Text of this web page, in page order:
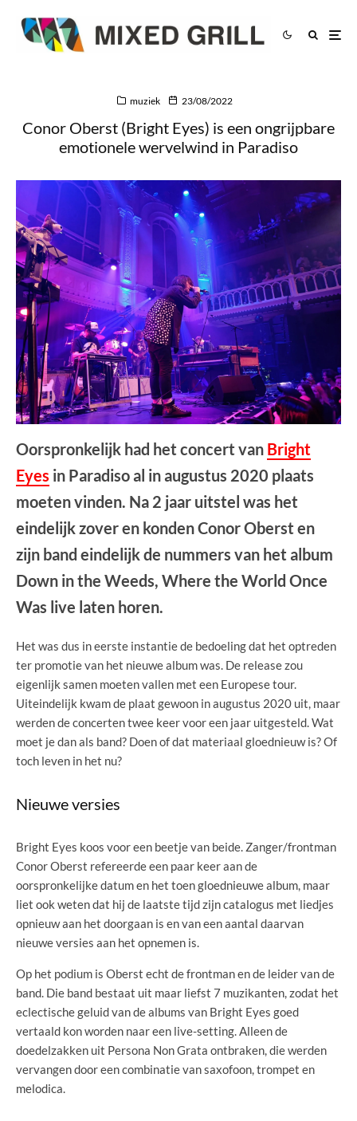
muziek 23/08/2022
Conor Oberst (Bright Eyes) is een ongrijpbare
emotionele wervelwind in Paradiso
Oorspronkelijk had het concert van Bright
Eyes in Paradiso al in augustus 2020 plaats
moeten vinden. Na 2 jaar uitstel was het
eindelijk zover en konden Conor Oberst en
zijn band eindelijk de nummers van het album
Down in the Weeds, Where the World Once
Was live laten horen.
Het was dus in eerste instantie de bedoeling dat het optreden
ter promotie van het nieuwe album was. De release zou
eigenlijk samen moeten vallen met een Europese tour.
Uiteindelijk kwam de plaat gewoon in augustus 2020 uit, maar
werden de concerten twee keer voor een jaar uitgesteld. Wat
moet je dan als band? Doen of dat materiaal gloednieuw is? Of
toch leven in het nu?
Nieuwe versies
Bright Eyes koos voor een beetje van beide. Zanger/frontman
Conor Oberst refereerde een paar keer aan de
oorspronkelijke datum en het toen gloednieuwe album, maar
liet ook weten dat hij de laatste tijd zijn catalogus met liedjes
opnieuw aan het doorgaan is en van een aantal daarvan
nieuwe versies aan het opnemen is.
Op het podium is Oberst echt de frontman en de leider van de
band. Die band bestaat uit maar liefst 7 muzikanten, zodat het
eclectische geluid van de albums van Bright Eyes goed
vertaald kon worden naar een live-setting. Alleen de
doedelzakken uit Persona Non Grata ontbraken, die werden
vervangen door een combinatie van saxofoon, trompet en
melodica.